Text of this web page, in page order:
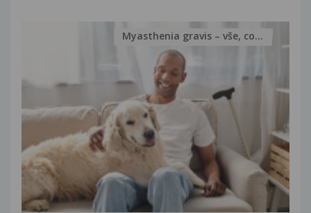
Myasthenia gravis – vše, co...